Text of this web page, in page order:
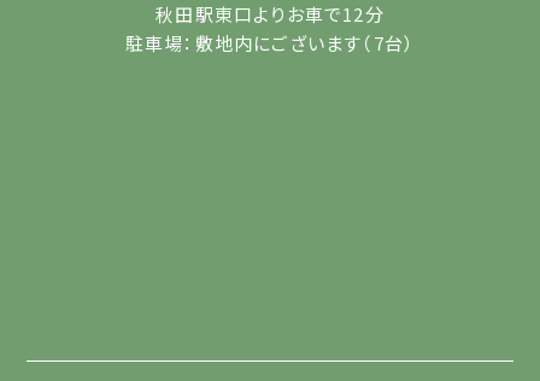
秋田駅東口よりお車で12分
駐車場：敷地内にございます（7台）